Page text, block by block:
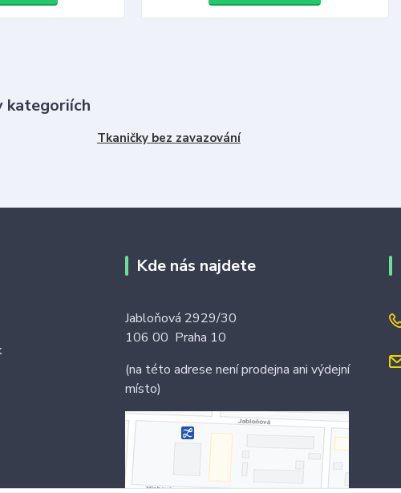
kategoriích
Tkaničky bez zavazování
Kde nás najdete
Jabloňová 2929/30
106 00 Praha 10
(na této adrese není prodejna ani výdejní
místo)